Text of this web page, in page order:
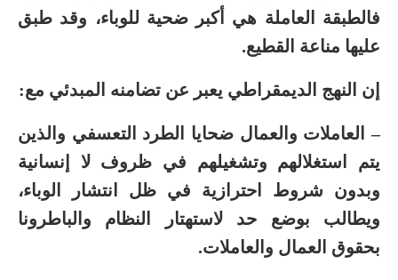
فالطبقة العاملة هي أكبر ضحية للوباء، وقد طبق
عليها مناعة القطيع.
إن النهج الديمقراطي يعبر عن تضامنه المبدئي مع:
– العاملات والعمال ضحايا الطرد التعسفي والذين
يتم استغلالهم وتشغيلهم في ظروف لا إنسانية
وبدون شروط احترازية في ظل انتشار الوباء،
ويطالب بوضع حد لاستهتار النظام والباطرونا
بحقوق العمال والعاملات.